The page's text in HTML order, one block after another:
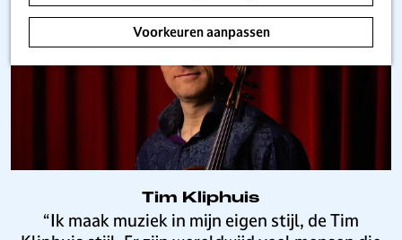
Voorkeuren aanpassen
m
p
i
v
e
Tim Kliphuis
T
“Ik maak muziek in mijn eigen stijl, de Tim